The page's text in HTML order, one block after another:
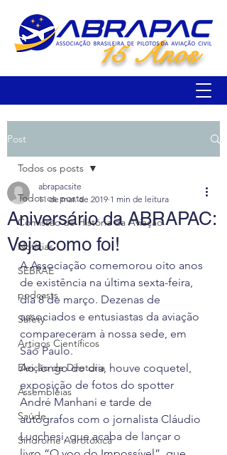
15 Anos
Post
Todos os posts
Comissão de História da Aviação
Notícias
SEBRAE
podcasts
Safety
Artigos Científicos
Eleição de Diretoria
Assembleias
Saúde
Síndrome Aerotóxica
Todos os posts
Aniversário da ABRAPAC:
Veja como foi!
abrapacsite
11 de mar. de 2019 1 min de leitura
A Associação comemorou oito anos
de existência na última sexta-feira,
dia 8 de março. Dezenas de
associados e entusiastas da aviação
compareceram à nossa sede, em
São Paulo.
Ao longo do dia, houve coquetel,
exposição de fotos do spotter
André Manhani e tarde de
autógrafos com o jornalista Cláudio
Lucchesi, que acaba de lançar o